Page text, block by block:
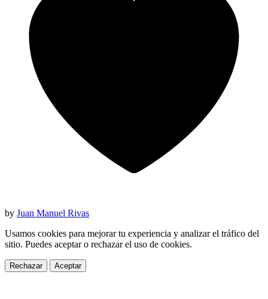
by Juan Manuel Rivas
Usamos cookies para mejorar tu experiencia y analizar el tráfico del
sitio. Puedes aceptar o rechazar el uso de cookies.
Rechazar Aceptar